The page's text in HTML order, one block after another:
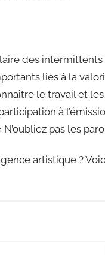
des
liés à la
le travail et
à
pas les
artistique ?